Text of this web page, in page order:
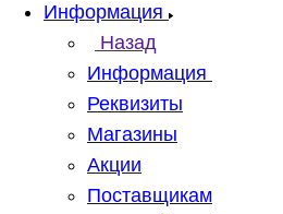
Информация
Назад
Информация
Реквизиты
Магазины
Акции
Поставщикам